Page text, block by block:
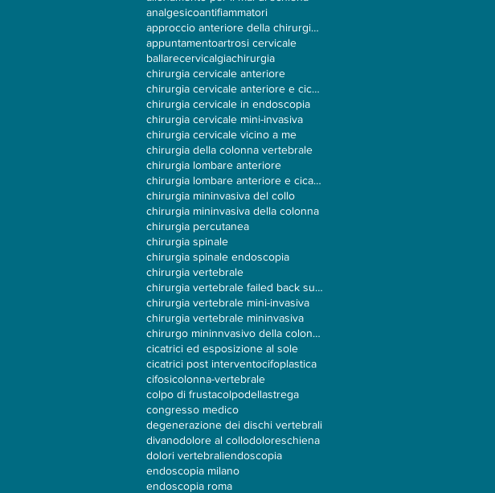
analgesicoantifiammatori
approccio anteriore della chirurgia vertebrale
appuntamentoartrosi cervicale
ballarecervicalgiachirurgia
chirurgia cervicale anteriore
chirurgia cervicale anteriore e cicatrici
chirurgia cervicale in endoscopia
chirurgia cervicale mini-invasiva
chirurgia cervicale vicino a me
chirurgia della colonna vertebrale
chirurgia lombare anteriore
chirurgia lombare anteriore e cicatrici
chirurgia mininvasiva del collo
chirurgia mininvasiva della colonna
chirurgia percutanea
chirurgia spinale
chirurgia spinale endoscopia
chirurgia vertebrale
chirurgia vertebrale failed back surgery
chirurgia vertebrale mini-invasiva
chirurgia vertebrale mininvasiva
chirurgo mininnvasivo della colonna
cicatrici ed esposizione al sole
cicatrici post interventocifoplastica
cifosicolonna-vertebrale
colpo di frustacolpodellastrega
congresso medico
degenerazione dei dischi vertebrali
divanodolore al collodoloreschiena
dolori vertebraliendoscopia
endoscopia milano
endoscopia roma